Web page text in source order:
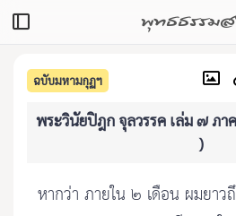
พุทธธรรม
ฉบับมหามกุฏฯ
พระวินัยปิฎก จุลวรรค เล่ม ๗ ภา
)
หากว่า ภายใน ๒ เดือน ผมยาว